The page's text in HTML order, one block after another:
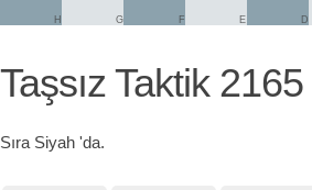
D
E
F
G
H
Taşsız Taktik 2165
Sıra Siyah 'da.